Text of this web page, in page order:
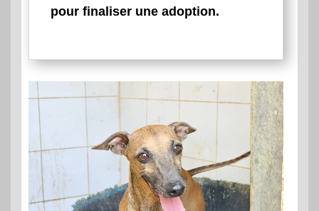
pour finaliser une adoption.